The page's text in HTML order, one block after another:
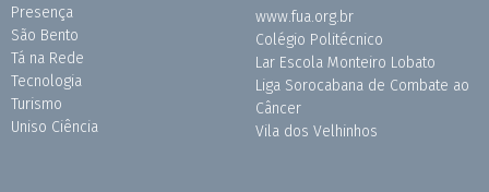
Presença
São Bento
Tá na Rede
Tecnologia
Turismo
Uniso Ciência
www.fua.org.br
Colégio Politécnico
Lar Escola Monteiro Lobato
Liga Sorocabana de Combate ao
Câncer
Vila dos Velhinhos